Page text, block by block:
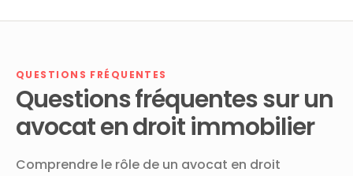
QUESTIONS FRÉQUENTES
Questions fréquentes sur un
avocat en droit immobilier
Comprendre le rôle de un avocat en droit